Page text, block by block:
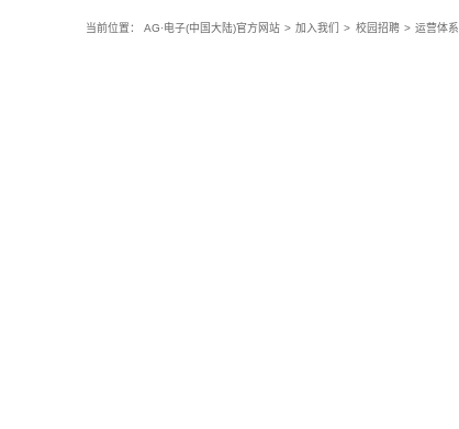
当前位置： AG·电子(中国大陆)官方网站 > 加入我们 > 校园招聘 > 运营体系